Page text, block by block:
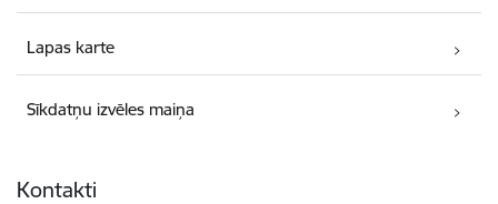
Lapas karte
Sīkdatņu izvēles maiņa
Kontakti